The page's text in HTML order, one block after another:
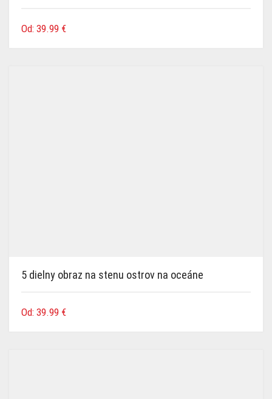
Od: 39.99 €
5 dielny obraz na stenu ostrov na oceáne
Od: 39.99 €